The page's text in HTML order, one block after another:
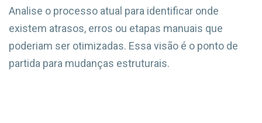
Analise o processo atual para identificar onde
existem atrasos, erros ou etapas manuais que
poderiam ser otimizadas. Essa visão é o ponto de
partida para mudanças estruturais.